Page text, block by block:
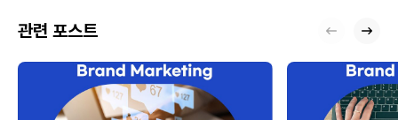
관련 포스트